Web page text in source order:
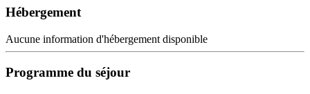
Hébergement
Aucune information d'hébergement disponible
Programme du séjour